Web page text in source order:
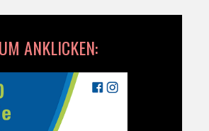
ANKLICKEN: